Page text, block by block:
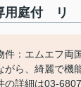
庭付 リ
件：エムエフ
がら、綺麗で機
の詳細は03-